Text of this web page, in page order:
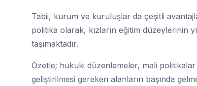
Tabii, kurum ve kuruluşlar da çeşitli
politika olarak, kızların eğitim düzeylerinin
taşımaktadır.
Özetle; hukuki düzenlemeler, mali
geliştirilmesi gereken alanların başında